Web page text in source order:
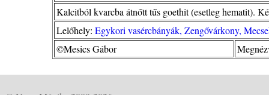
Kalcitból kvarcba átnőtt tűs goethit (esetleg hematit).
Lelőhely: Egykori vasércbányák, Zengővárkony,
©Mesics Gábor